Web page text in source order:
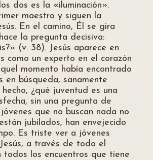
dos es la «iluminación».
maestro y siguen la
En el camino, Él se gira
la pregunta decisiva:
(v. 38). Jesús aparece en
como un experto en el corazón
momento había encontrado
en búsqueda, sanamente
¿qué juventud es una
sin una pregunta de
que no buscan nada no
jubilados, han envejecido
Es triste ver a jóvenes
a través de todo el
todos los encuentros que tiene